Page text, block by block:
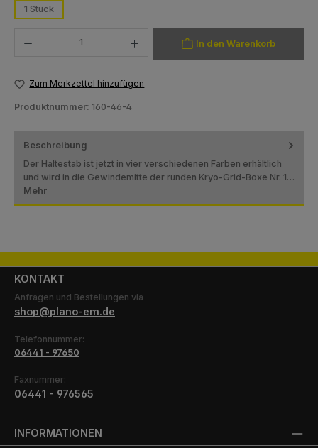
1 Stück
In den Warenkorb
Zum Merkzettel hinzufügen
Produktnummer: 160-46-4
Beschreibung
Der Haltestab ist jetzt in vier verschiedenen Farben erhältlich
und wird in die Gewindemitte der runden Kryo-Grid-Boxe Nr. 1…
Mehr
KONTAKT
Anfragen und Bestellungen via
shop@plano-em.de
Telefonnummer:
06441 - 97650
Faxnummer:
06441 - 976565
INFORMATIONEN